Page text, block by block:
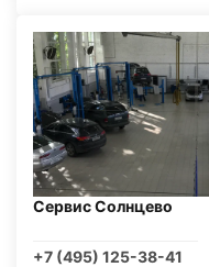
Сервис Солнцево
+7 (495) 125-38-41